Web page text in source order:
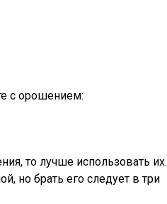
с орошением:
то лучше использовать их.
но брать его следует в три